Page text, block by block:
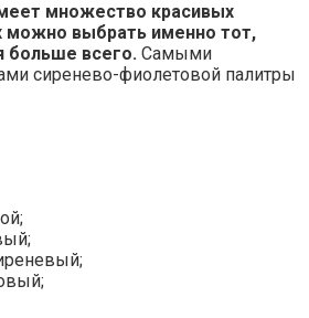
множество красивых
можно выбрать именно тот,
больше всего. Самыми
сиренево-фиолетовой палитры